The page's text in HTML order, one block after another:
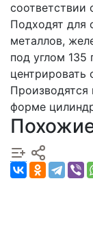
соответствии
Подходят для
металлов,
под углом 135
центрировать
Производятся
форме